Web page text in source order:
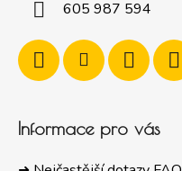
605 987 594
Informace pro vás